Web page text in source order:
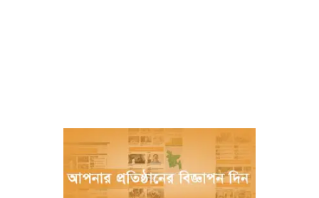
বরগুনায় পুলিশের বিশেষ অভিযানে বিপুল
পরিমাণ টাকা ও স্বর্ণালংকারসহ আটক ২
মধ্যনগর সীমান্তে বাঙ্গালভিটায় বিজিবির